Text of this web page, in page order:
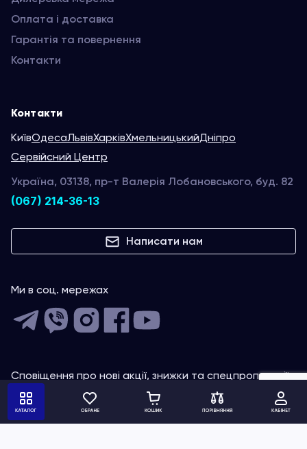
Оплата і доставка
Гарантія та повернення
Контакти
Контакти
КиївОдесаЛьвівХарківХмельницькийДніпро
Сервійсний Центр
Україна, 03138, пр-т Валерія Лобановського, буд. 82
(067) 214-36-13
Написати нам
Ми в соц. мережах
Сповіщення про нові акції, знижки та спецпропозиції